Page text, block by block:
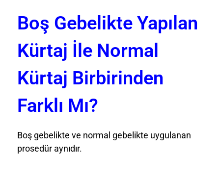
Boş Gebelikte Yapılan
Kürtaj İle Normal
Kürtaj Birbirinden
Farklı Mı?
Boş gebelikte ve normal gebelikte uygulanan
prosedür aynıdır.